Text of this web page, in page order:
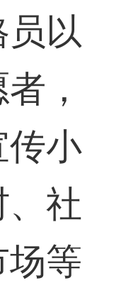
以
，
传小
社
场等